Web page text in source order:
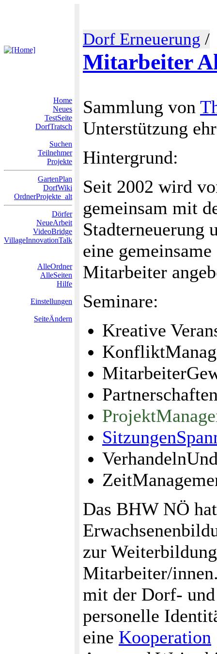
Dorf Erneuerung /
Mitarbeiter
Home
Neues
TestSeite
DorfTratsch
Suchen
Teilnehmer
Projekte
GartenPlan
DorfWiki
OrdnerProjekte_alt
Dörfer
NeueArbeit
VideoBridge
VillageInnovationTalk
AlleOrdner
AlleSeiten
Hilfe
Einstellungen
SeiteÄndern
Sammlung von
Unterstützung
Hintergrund:
Seit 2002 wird
gemeinsam mit
eine
Mitarbeiter
Seminare:
Kreative
Das BHW NÖ
zur
Mitarbeiter/
mit der Dorf-
personelle
eine Kooperation